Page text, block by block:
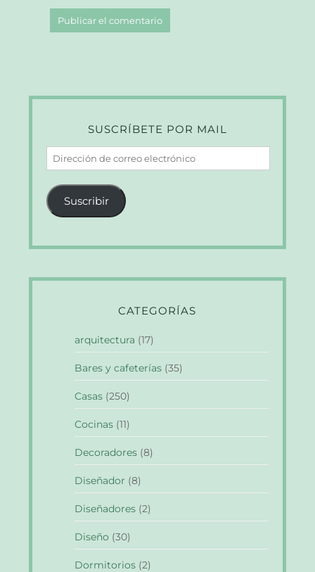
SUSCRÍBETE POR MAIL
Dirección
de
correo
electrónico
Suscribir
CATEGORÍAS
arquitectura (17)
Bares y cafeterías (35)
Casas (250)
Cocinas (11)
Decoradores (8)
Diseñador (8)
Diseñadores (2)
Diseño (30)
Dormitorios (2)